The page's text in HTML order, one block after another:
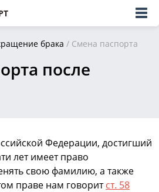
брака / Смена паспорта
после
Федерации, достигший
лет имеет право
свою фамилию, а также
праве нам говоритст. 58